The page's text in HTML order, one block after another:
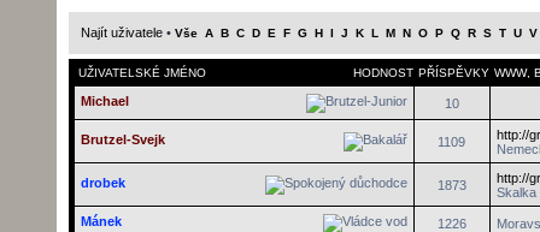
Najít uživatele• Vše A B C D E F G H I J K L M N O P Q R S T U V
HODNOST
UŽIVATELSKÉ JMÉNO PŘÍSPĚVKY WWW,
Michael 10
Brutzel-Svejk 1109
http://
drobek 1873
http://
Skalka
Mánek
1226